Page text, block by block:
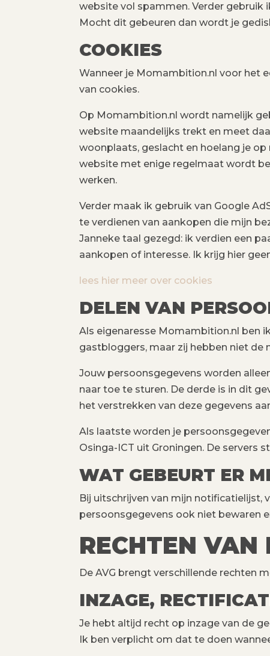
website vol spammen. Verder
Mocht dit gebeuren dan wordt je
COOKIES
Wanneer je Momambition.nl voor het
van cookies.
Op Momambition.nl wordt namelijk
website maandelijks trekt en meet
woonplaats, geslacht en hoelang je
website met enige regelmaat wordt
werken.
Verder maak ik gebruik van Google
te verdienen van aankopen die mijn
Janneke taal gezegd: ik verdien een
aankopen of interesse. Ik krijg hier
lees hier meer over cookies
DELEN VAN
Als eigenaresse Momambition.nl ben
gastbloggers, maar zij hebben niet
Jouw persoonsgegevens worden
naar toe te sturen. De derde is in dit
het verstrekken van deze gegevens
Als laatste worden je
Osinga-ICT uit Groningen. De servers
WAT GEBEURT ER
Bij uitschrijven van mijn notificatielijst,
persoonsgegevens ook niet bewaren
RECHTEN VAN
De AVG brengt verschillende rechten
INZAGE,
Je hebt altijd recht op inzage van de
Ik ben verplicht om dat te doen